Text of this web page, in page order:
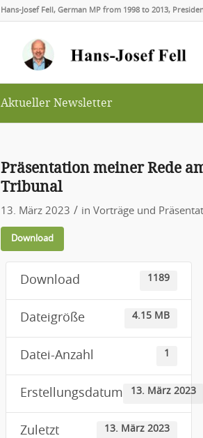
Hans-Josef Fell, German MP from 1998 to 2013,
Aktueller Newsletter
Präsentation meiner Rede
Tribunal
13. März 2023 / in Vorträge und
Download
Download 1189
Dateigröße 4.15 MB
Datei-Anzahl 1
Erstellungsdatum 13. März 2023
Zuletzt
13. März 2023